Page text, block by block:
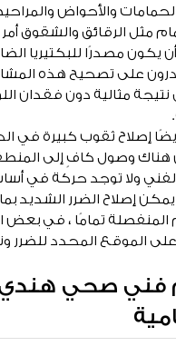
والأحواض
مثل الرقائق والشقوق
يكون مصدرًا للبكتيريا
على تصحيح هذه
مثالية دون فقدان
إصلاح ثقوب كبيرة في
هناك وصول كافٍ إلى
ولا توجد حركة في
يمكن إصلاح الضرر الشديد
المنفصلة تمامًا ، في بعض
على الموقع المحدد للضرر
فني صحي